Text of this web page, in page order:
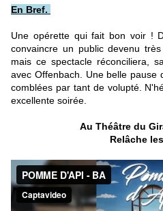
En Bref.
Une opérette qui fait bon voir !
convaincre un public devenu
mais ce spectacle réconciliera,
avec Offenbach. Une belle pause
comblées par tant de volupté.
excellente soirée.
Au Théâtre du
Relâche